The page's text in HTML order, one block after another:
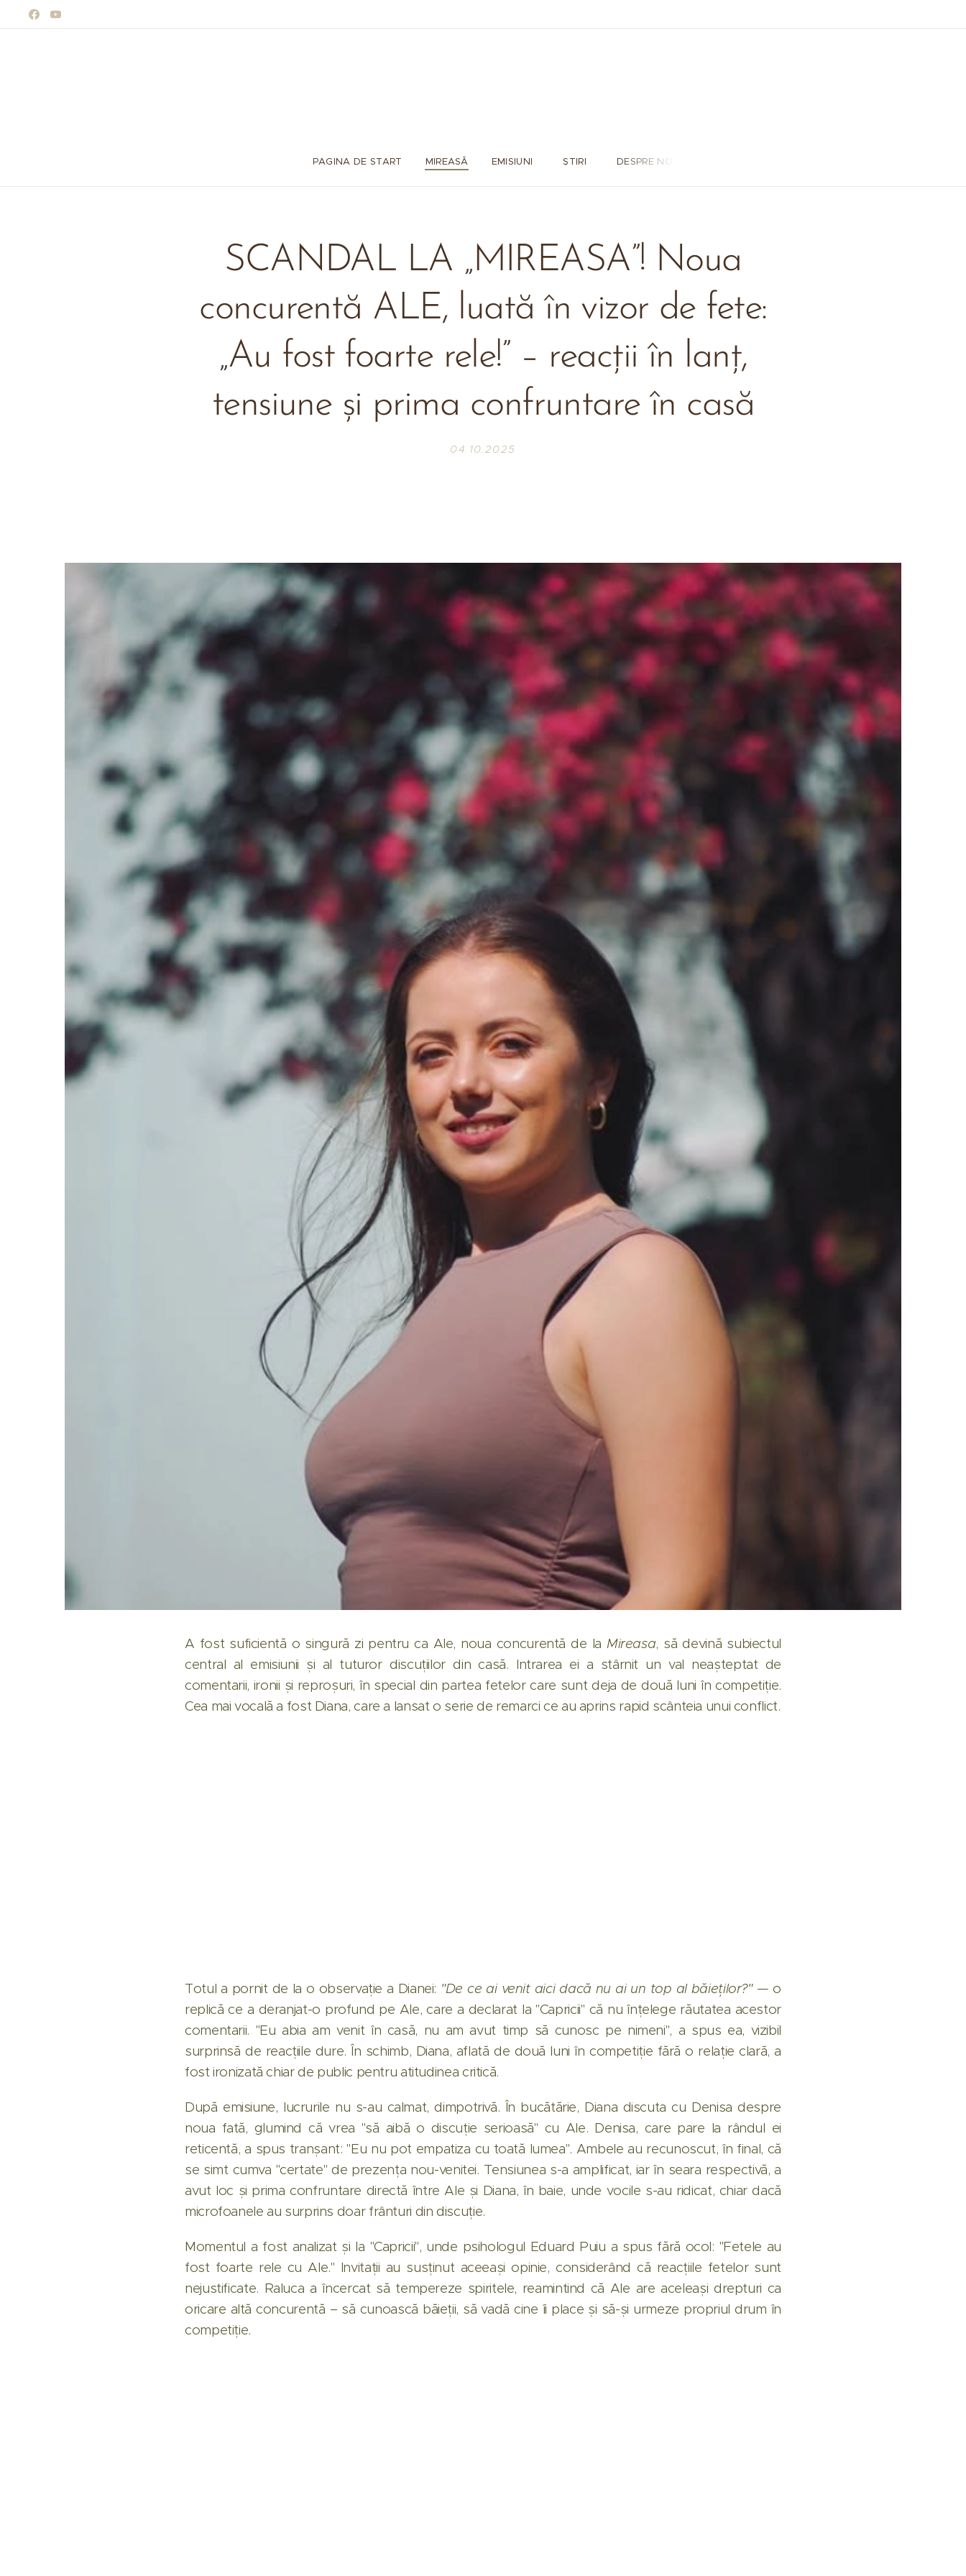
PAGINA DE START MIREASĂ EMISIUNI ȘTIRI DESPRE NOI
SCANDAL LA „MIREASA”! Noua
concurentă ALE, luată în vizor de fete:
„Au fost foarte rele!” – reacții în lanț,
tensiune și prima confruntare în casă
04.10.2025
A fost suficientă o singură zi pentru ca Ale, noua concurentă de la Mireasa, să devină subiectul
central al emisiunii și al tuturor discuțiilor din casă. Intrarea ei a stârnit un val neașteptat de
comentarii, ironii și reproșuri, în special din partea fetelor care sunt deja de două luni în competiție.
Cea mai vocală a fost Diana, care a lansat o serie de remarci ce au aprins rapid scânteia unui conflict.
Totul a pornit de la o observație a Dianei: "De ce ai venit aici dacă nu ai un top al băieților?"— o
replică ce a deranjat-o profund pe Ale, care a declarat la "Capricii" că nu înțelege răutatea acestor
comentarii. "Eu abia am venit în casă, nu am avut timp să cunosc pe nimeni", a spus ea, vizibil
surprinsă de reacțiile dure. În schimb, Diana, aflată de două luni în competiție fără o relație clară, a
fost ironizată chiar de public pentru atitudinea critică.
După emisiune, lucrurile nu s-au calmat, dimpotrivă. În bucătărie, Diana discuta cu Denisa despre
noua fată, glumind că vrea "să aibă o discuție serioasă" cu Ale. Denisa, care pare la rândul ei
reticentă, a spus tranșant: "Eu nu pot empatiza cu toată lumea". Ambele au recunoscut, în final, că
se simt cumva "certate" de prezența nou-venitei. Tensiunea s-a amplificat, iar în seara respectivă, a
avut loc și prima confruntare directă între Ale și Diana, în baie, unde vocile s-au ridicat, chiar dacă
microfoanele au surprins doar frânturi din discuție.
Momentul a fost analizat și la "Capricii", unde psihologul Eduard Puiu a spus fără ocol: "Fetele au
fost foarte rele cu Ale." Invitații au susținut aceeași opinie, considerând că reacțiile fetelor sunt
nejustificate. Raluca a încercat să tempereze spiritele, reamintind că Ale are aceleași drepturi ca
oricare altă concurentă – să cunoască băieții, să vadă cine îi place și să-și urmeze propriul drum în
competiție.